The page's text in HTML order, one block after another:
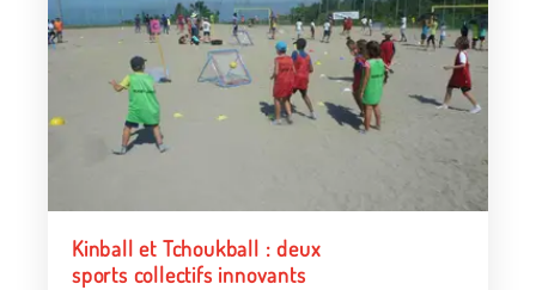
Kinball et Tchoukball : deux
sports collectifs innovants